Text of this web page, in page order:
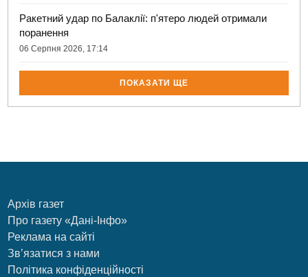
Ракетний удар по Балаклії: п'ятеро людей отримали
поранення
06 Серпня 2026, 17:14
ПОКАЗАТИ ЩЕ
Архів газет
Про газету «Дані-Інфо»
Реклама на сайті
Зв’язатися з нами
Політика конфіденційності